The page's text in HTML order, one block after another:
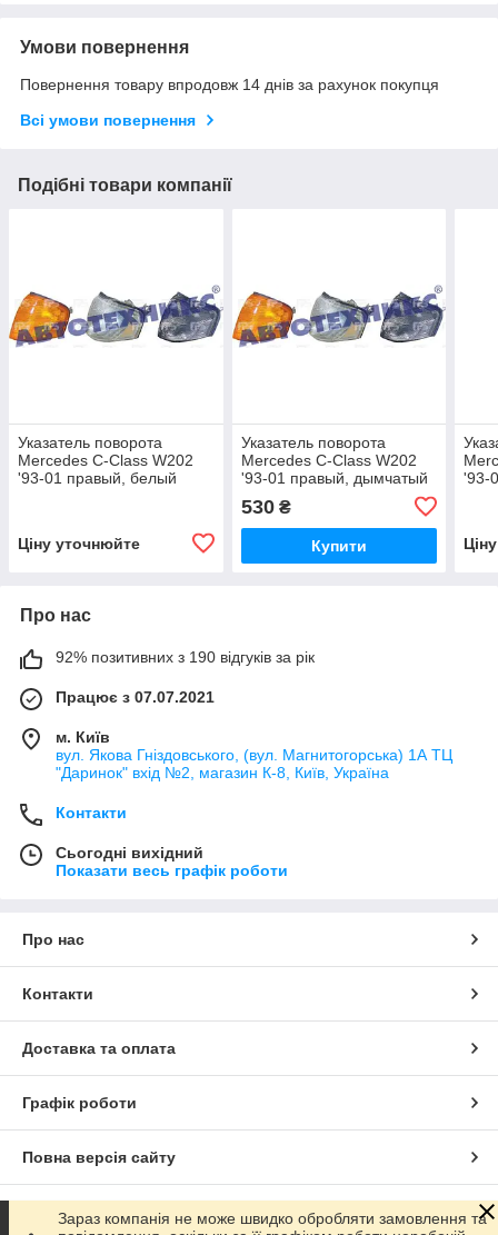
Умови повернення
Повернення товару впродовж 14 днів за рахунок покупця
Всі умови повернення
Подібні товари компанії
Указатель поворота
Mercedes C-Class W202
'93-01 правый, белый
Ціну уточнюйте
Указатель поворота
Mercedes C-Class W202
'93-01 правый, дымчатый
530₴
Купити
'93-
Про нас
92% позитивних з 190 відгуків за рік
Працює з 07.07.2021
м. Київ
вул. Якова Гніздовського, (вул. Магнитогорська) 1А ТЦ
"Даринок" вхід №2, магазин К-8, Київ, Україна
Контакти
Сьогодні вихідний
Показати весь графік роботи
Про нас
Контакти
Доставка та оплата
Графік роботи
Повна версія сайту
Сайт створено на маркетплейсі Prom.ua
Зараз компанія не може швидко обробляти замовлення та